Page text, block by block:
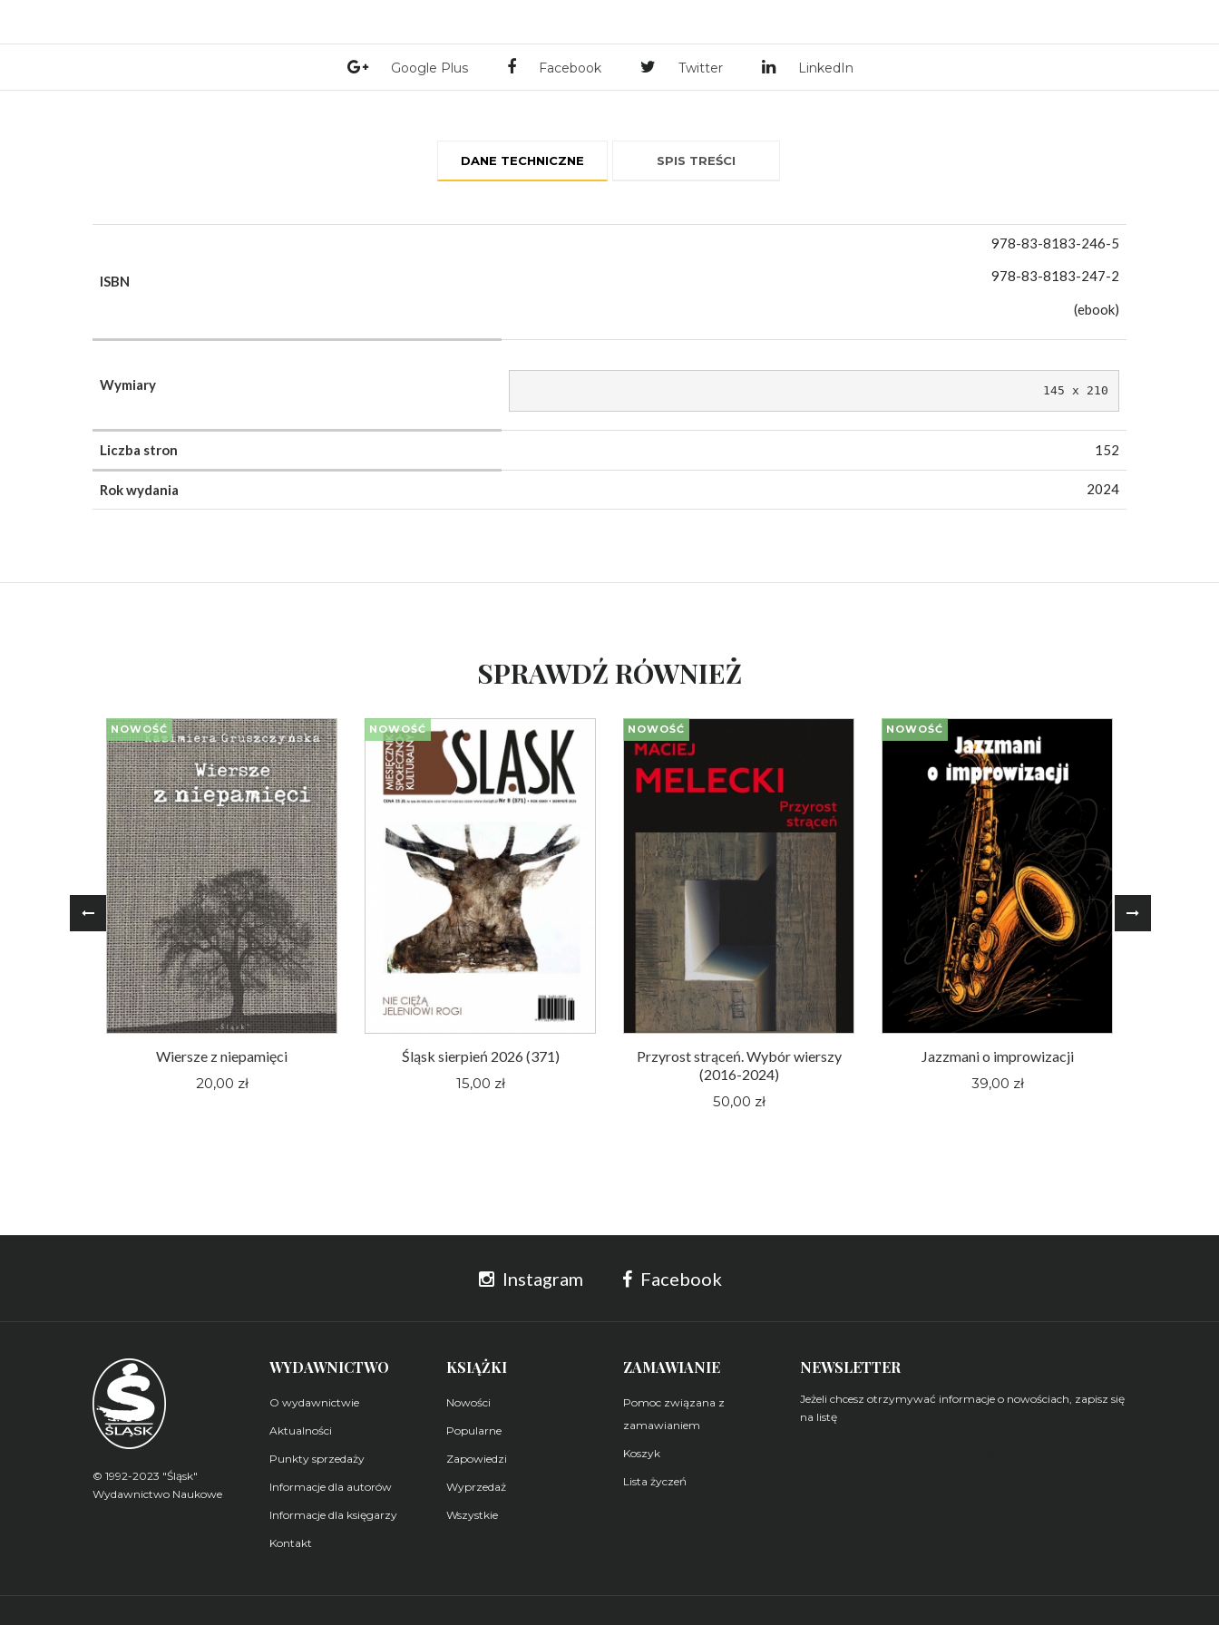
Google Plus Facebook Twitter LinkedIn
DANE TECHNICZNE SPIS TREŚCI
ISBN
978-83-8183-246-5
978-83-8183-247-2
(ebook)
Wymiary 145 x 210
Liczba stron 152
Rok wydania 2024
SPRAWDŹ RÓWNIEŻ
NOWOŚĆ
Wiersze z niepamięci
20,00 zł
NOWOŚĆ
Śląsk sierpień 2026 (371)
15,00 zł
NOWOŚĆ
Przyrost strąceń. Wybór wierszy
(2016-2024)
50,00 zł
NOWOŚĆ
Jazzmani o improwizacji
39,00 zł
Instagram Facebook
© 1992-2023 "Śląsk"
Wydawnictwo Naukowe
WYDAWNICTWO
O wydawnictwie
Aktualności
Punkty sprzedaży
Informacje dla autorów
Informacje dla księgarzy
Kontakt
KSIĄŻKI
Nowości
Popularne
Zapowiedzi
Wyprzedaż
Wszystkie
ZAMAWIANIE
Pomoc związana z
zamawianiem
Koszyk
Lista życzeń
NEWSLETTER
Jeżeli chcesz otrzymywać informacje o nowościach, zapisz się
na listę